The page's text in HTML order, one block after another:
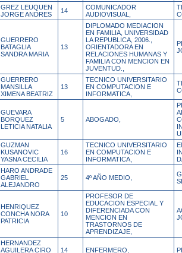
GREZ LEUQUEN
JORGE ANDRES
14
COMUNICADOR
AUDIOVISUAL,
GUERRERO
BATAGLIA
SANDRA MARIA
13
DIPLOMADO MEDIACION
EN FAMILIA, UNIVERSIDAD
LA REPUBLICA, 2006.,
ORIENTADORA EN
RELACIONES HUMANAS Y
FAMILIA CON MENCION EN
JUVENTUD.,
GUERRERO
MANSILLA
XIMENA BEATRIZ
13
TECNICO UNIVERSITARIO
EN COMPUTACION E
INFORMATICA,
GUEVARA
BORQUEZ
LETICIA NATALIA
5 ABOGADO,
GUZMAN
KUSANOVIC
YASNA CECILIA
16
TECNICO UNIVERSITARIO
EN COMPUTACION E
INFORMATICA,
HARO ANDRADE
GABRIEL
ALEJANDRO
25 4º AÑO MEDIO,
HENRIQUEZ
CONCHA NORA
PATRICIA
10
PROFESOR DE
EDUCACION ESPECIAL Y
DIFERENCIADA CON
MENCION EN
TRASTORNOS DE
APRENDIZAJE,
HERNANDEZ
AGUILERA CIRO
14 ENFERMERO,